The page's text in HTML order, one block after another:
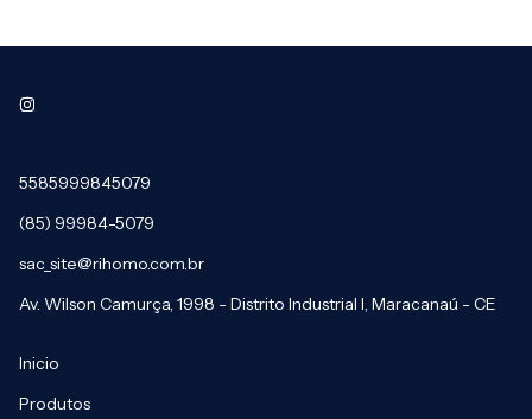
5585999845079
(85) 99984-5079
sac_site@rihomo.com.br
Av. Wilson Camurça, 1998 - Distrito Industrial I, Maracanaú - CE
Inicio
Produtos